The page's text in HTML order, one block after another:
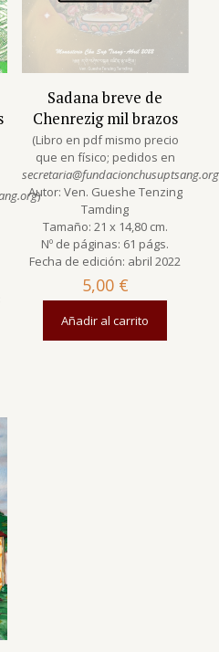
)
Sadana breve de
Chenrezig mil brazos
(Libro en pdf mismo precio
que en físico; pedidos en
secretaria@fundacionchusuptsang.org
Autor: Ven. Gueshe Tenzing
Tamding
Tamaño: 21 x 14,80 cm.
Nº de páginas: 61 págs.
Fecha de edición: abril 2022
5,00 €
Añadir al carrito